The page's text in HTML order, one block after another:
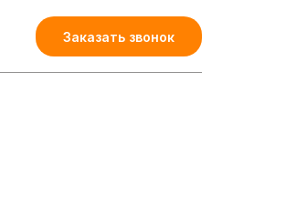
Заказать звонок